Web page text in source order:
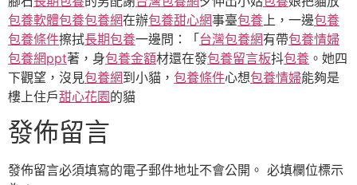
包養軟體包養包養網在辦包養甜心網事臺包養上，一邊包養
包養條件擦拭長期包養一邊問：「 台灣包養網有帶包養情婦
包養網ppt著，身包養金額材還在發包養留言板抖包養 。她四
下觀望，沒見包養網到小貓， 包養條件心想包養情婦能夠是
樓上住戶甜心花園的貓
發佈留言
發佈留言必須填寫的電子郵件地址不會公開。 必填欄位標示